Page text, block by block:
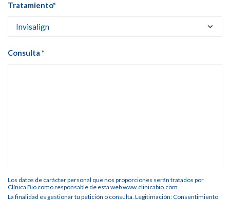
Tratamiento*
Consulta *
Los datos de carácter personal que nos proporciones serán tratados por
Clínica Bio como responsable de esta web www.clinicabio.com
La finalidad es gestionar tu petición o consulta. Legitimación: Consentimiento